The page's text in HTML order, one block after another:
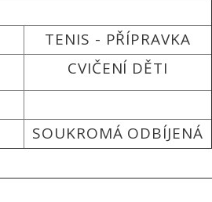
TENIS - PŘÍPRAVKA
CVIČENÍ DĚTI
SOUKROMÁ ODBÍJENÁ